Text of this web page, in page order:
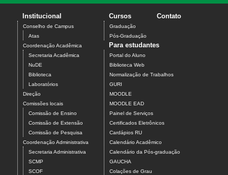
Institucional
Conselho de Campus
Atas
Coordenação Acadêmica
Secretaria Acadêmica
NuDE
Biblioteca
Laboratórios
Direção
Comissões locais
Comissão de Ensino
Comissão de Extensão
Comissão de Pesquisa
Coordenação Administrativa
Secretaria Administrativa
SCMP
SCOF
Cursos
Graduação
Pós-Graduação
Contato
Para estudantes
Portal do Aluno
Biblioteca Web
Normalização de Trabalhos
GURI
MOODLE
MOODLE EAD
Painel de Serviços
Certificados Eletrônicos
Cardápios RU
Calendário Acadêmico
Calendário da Pós-graduação
GAUCHA
Colações de Grau